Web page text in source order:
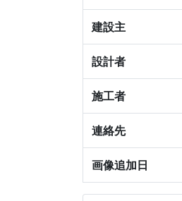
建設主
設計者
施工者
連絡先
画像追加日